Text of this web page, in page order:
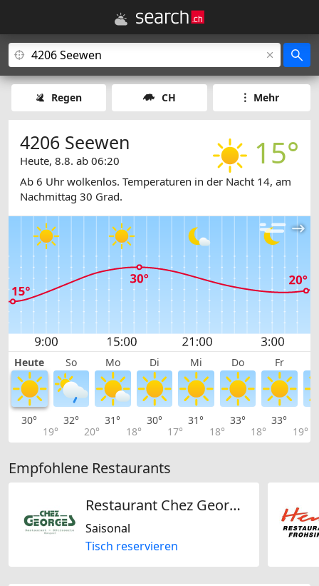
Regen CH Mehr
15°
4206 Seewen
Heute, 8.8. ab 06:20
Ab 6 Uhr wolkenlos. Temperaturen in der Nacht 14, am
Nachmittag 30 Grad.
Heute So Mo Di Mi Do Fr
30°
19°
32°
20°
31°
18°
30°
17°
31°
18°
33°
18°
33°
19°
Empfohlene Restaurants
Restaurant Chez Georges
Saisonal
Tisch reservieren